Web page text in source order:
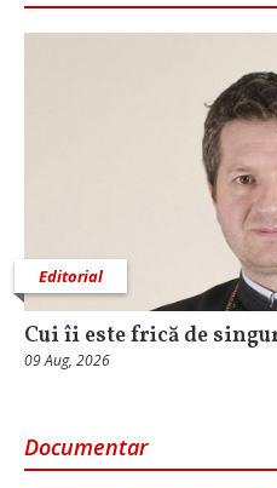
Editorial
Cui îi este frică de
09 Aug, 2026
Documentar